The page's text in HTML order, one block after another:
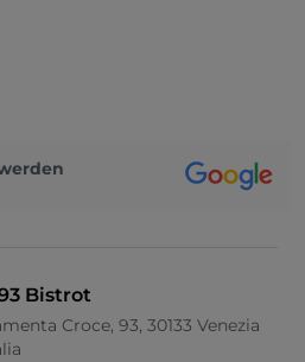
Bistrot
Croce, 93, 30133 Venezia